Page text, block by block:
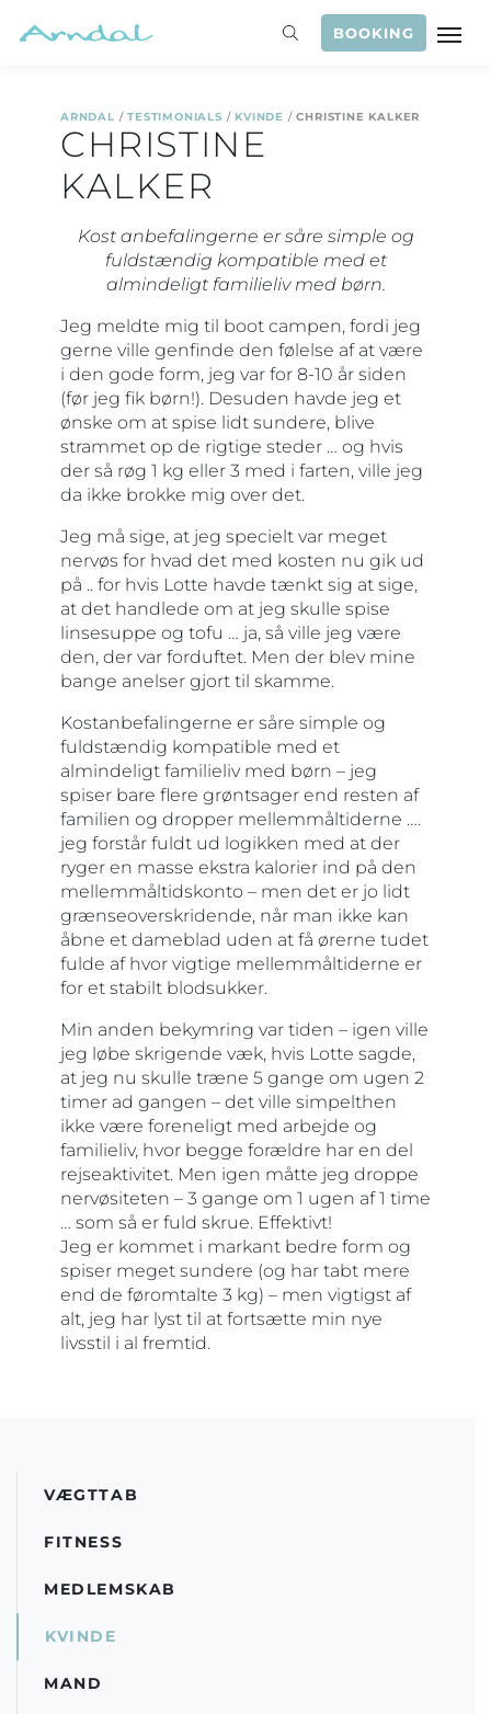
BOOKING
ARNDAL /TESTIMONIALS / KVINDE /CHRISTINE KALKER
CHRISTINE
KALKER
Kost anbefalingerne er såre simple og
fuldstændig kompatible med et
almindeligt familieliv med børn.
Jeg meldte mig til boot campen, fordi jeg
gerne ville genfinde den følelse af at være
i den gode form, jeg var for 8-10 år siden
(før jeg fik børn!). Desuden havde jeg et
ønske om at spise lidt sundere, blive
strammet op de rigtige steder … og hvis
der så røg 1 kg eller 3 med i farten, ville jeg
da ikke brokke mig over det.
Jeg må sige, at jeg specielt var meget
nervøs for hvad det med kosten nu gik ud
på .. for hvis Lotte havde tænkt sig at sige,
at det handlede om at jeg skulle spise
linsesuppe og tofu … ja, så ville jeg være
den, der var forduftet. Men der blev mine
bange anelser gjort til skamme.
Kostanbefalingerne er såre simple og
fuldstændig kompatible med et
almindeligt familieliv med børn – jeg
spiser bare flere grøntsager end resten af
familien og dropper mellemmåltiderne ….
jeg forstår fuldt ud logikken med at der
ryger en masse ekstra kalorier ind på den
mellemmåltidskonto – men det er jo lidt
grænseoverskridende, når man ikke kan
åbne et dameblad uden at få ørerne tudet
fulde af hvor vigtige mellemmåltiderne er
for et stabilt blodsukker.
Min anden bekymring var tiden – igen ville
jeg løbe skrigende væk, hvis Lotte sagde,
at jeg nu skulle træne 5 gange om ugen 2
timer ad gangen – det ville simpelthen
ikke være foreneligt med arbejde og
familieliv, hvor begge forældre har en del
rejseaktivitet. Men igen måtte jeg droppe
nervøsiteten – 3 gange om 1 ugen af 1 time
… som så er fuld skrue. Effektivt!
Jeg er kommet i markant bedre form og
spiser meget sundere (og har tabt mere
end de føromtalte 3 kg) – men vigtigst af
alt, jeg har lyst til at fortsætte min nye
livsstil i al fremtid.
VÆGTTAB
FITNESS
MEDLEMSKAB
KVINDE
MAND